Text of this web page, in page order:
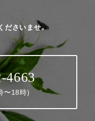
ださいませ。
4663
〜18時)